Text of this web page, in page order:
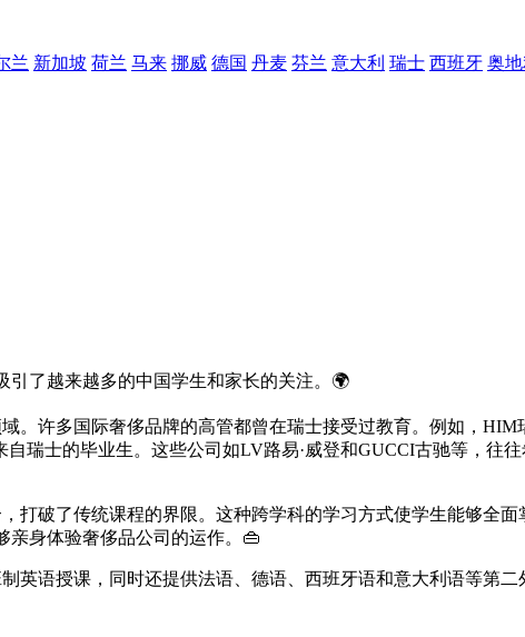
兰 新加坡 荷兰 马来 挪威 德国 丹麦 芬兰 意大利 瑞士 西班牙 奥地
引了越来越多的中国学生和家长的关注。🌍
。许多国际奢侈品牌的高管都曾在瑞士接受过教育。例如，
瑞士的毕业生。这些公司如LV路易·威登和GUCCI古驰等，往
打破了传统课程的界限。这种跨学科的学习方式使学生能够全
亲身体验奢侈品公司的运作。👜
英语授课，同时还提供法语、德语、西班牙语和意大利语等第